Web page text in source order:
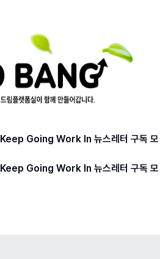
Keep Going Work In 뉴스레터 구독 모
Keep Going Work In 뉴스레터 구독 모